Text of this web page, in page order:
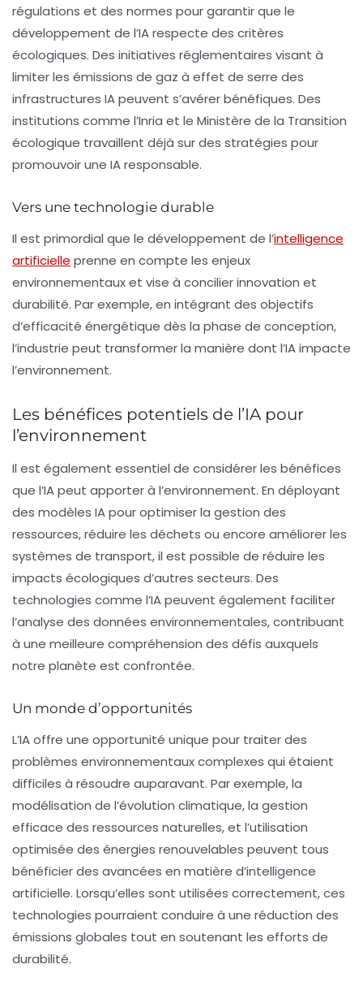
régulations et des normes pour garantir que le
développement de l’IA respecte des critères
écologiques. Des initiatives réglementaires visant à
limiter les émissions de gaz à effet de serre des
infrastructures IA peuvent s’avérer bénéfiques. Des
institutions comme l’Inria et le Ministère de la Transition
écologique travaillent déjà sur des stratégies pour
promouvoir une IA responsable.
Vers une technologie durable
Il est primordial que le développement de l’intelligence
artificielle prenne en compte les enjeux
environnementaux et vise à concilierinnovation et
durabilité. Par exemple, en intégrant des objectifs
d’efficacité énergétique dès la phase de conception,
l’industrie peut transformer la manière dont l’IA impacte
l’environnement.
Les bénéfices potentiels de l’IA pour
l’environnement
Il est également essentiel de considérer les bénéfices
que l’IA peut apporter à l’environnement. En déployant
des modèles IA pour optimiser la gestion des
ressources, réduire les déchets ou encore améliorer les
systèmes de transport, il est possible de réduire les
impacts écologiques d’autres secteurs. Des
technologies comme l’IA peuvent également faciliter
l’analyse des données environnementales, contribuant
à une meilleure compréhension des défis auxquels
notre planète est confrontée.
Un monde d’opportunités
L’IA offre une opportunité unique pour traiter des
problèmes environnementaux complexes qui étaient
difficiles à résoudre auparavant. Par exemple, la
modélisation de l’évolution climatique, la gestion
efficace des ressources naturelles, et l’utilisation
optimisée des énergies renouvelables peuvent tous
bénéficier des avancées en matière d’intelligence
artificielle. Lorsqu’elles sont utilisées correctement, ces
technologies pourraient conduire à une réduction des
émissions globales tout en soutenant les efforts de
durabilité.